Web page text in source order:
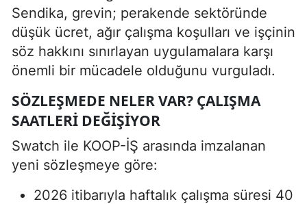
Sendika, grevin; perakende sektöründe
düşük ücret, ağır çalışma koşulları ve işçinin
söz hakkını sınırlayan uygulamalara karşı
önemli bir mücadele olduğunu vurguladı.
SÖZLEŞMEDE NELER VAR? ÇALIŞMA
SAATLERI DEĞIŞIYOR
Swatch ile KOOP-İŞ arasında imzalanan
yeni sözleşmeye göre:
2026 itibarıyla haftalık çalışma süresi 40